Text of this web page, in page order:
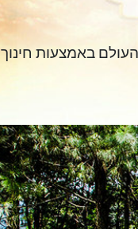
באמצעות חינוך